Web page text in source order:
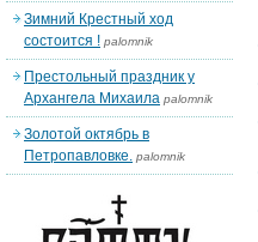
Зимний Крестный ход
состоится ! palomnik
Престольный праздник у
Архангела Михаила palomnik
Золотой октябрь в
Петропавловке. palomnik